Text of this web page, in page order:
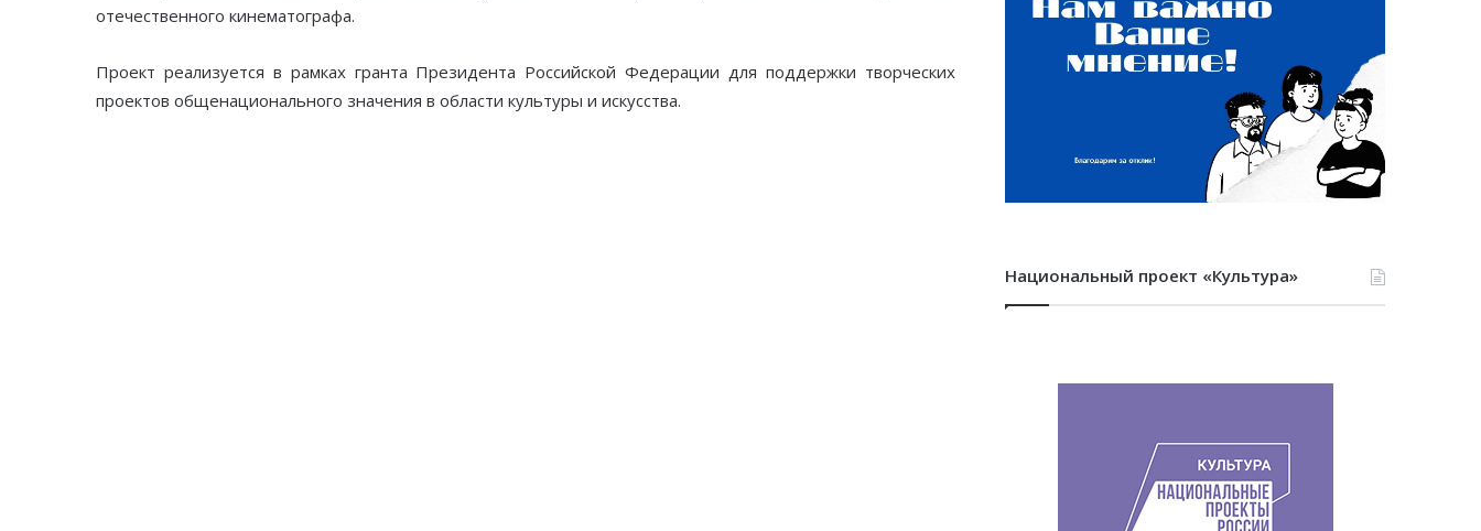
отечественного кинематографа.
Проект реализуется в рамках гранта Президента Российской Федерации для поддержки творческих
проектов общенационального значения в области культуры и искусства.
Национальный проект «Культура»